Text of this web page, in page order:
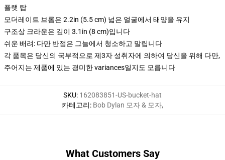
플랫 탑
모더레이트 브롬은 2.2in (5.5 cm) 넓은 얼굴에서 태양을 유지
구조상 크라운은 깊이 3.1in (8 cm)입니다
쉬운 배려: 다만 반점은 그늘에서 청소하고 말립니다
각 품목은 당신의 국부적으로 제3자 성취자에 의하여 당신을 위해 다만,
주어지는 제품에 있는 경미한 variances일지도 모릅니다
SKU: 162083851-US-bucket-hat
카테고리: Bob Dylan 모자 & 모자,
What Customers Say